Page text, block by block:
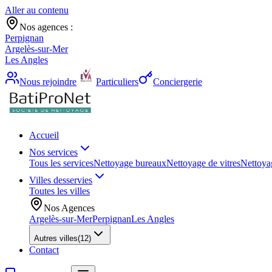
Aller au contenu
Nos agences :
Perpignan
Argelès-sur-Mer
Les Angles
Nous rejoindre Particuliers Conciergerie
Accueil
Nos services
Tous les servicesNettoyage bureauxNettoyage de vitres
Villes desservies
Toutes les villes
Nos Agences
Argelès-sur-MerPerpignanLes Angles
Autres villes(12)
Contact